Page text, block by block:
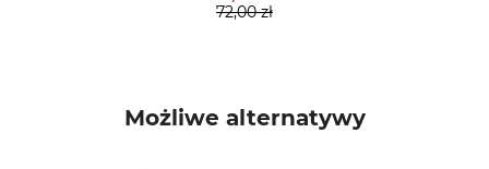
83 mm
72,00 zł
Możliwe alternatywy